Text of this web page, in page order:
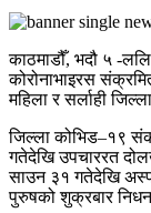
काठमाडौँ, भदौ ५ -
कोरोनाभाइरस
महिला र सर्लाही
जिल्ला कोभिड–१९
गतेदेखि उपचाररत
साउन ३१ गतेदेखि
पुरुषको शुक्रबार